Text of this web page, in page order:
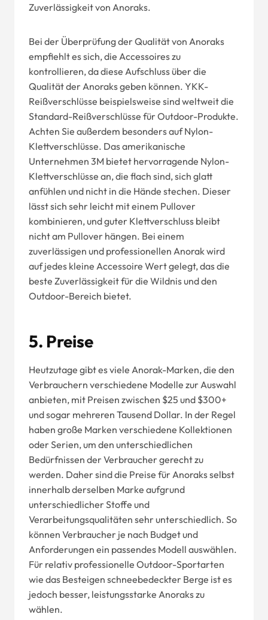
Zuverlässigkeit von Anoraks.
Bei der Überprüfung der Qualität von Anoraks
empfiehlt es sich, die Accessoires zu
kontrollieren, da diese Aufschluss über die
Qualität der Anoraks geben können. YKK-
Reißverschlüsse beispielsweise sind weltweit die
Standard-Reißverschlüsse für Outdoor-Produkte.
Achten Sie außerdem besonders auf Nylon-
Klettverschlüsse. Das amerikanische
Unternehmen 3M bietet hervorragende Nylon-
Klettverschlüsse an, die flach sind, sich glatt
anfühlen und nicht in die Hände stechen. Dieser
lässt sich sehr leicht mit einem Pullover
kombinieren, und guter Klettverschluss bleibt
nicht am Pullover hängen. Bei einem
zuverlässigen und professionellen Anorak wird
auf jedes kleine Accessoire Wert gelegt, das die
beste Zuverlässigkeit für die Wildnis und den
Outdoor-Bereich bietet.
5. Preise
Heutzutage gibt es viele Anorak-Marken, die den
Verbrauchern verschiedene Modelle zur Auswahl
anbieten, mit Preisen zwischen $25 und $300+
und sogar mehreren Tausend Dollar. In der Regel
haben große Marken verschiedene Kollektionen
oder Serien, um den unterschiedlichen
Bedürfnissen der Verbraucher gerecht zu
werden. Daher sind die Preise für Anoraks selbst
innerhalb derselben Marke aufgrund
unterschiedlicher Stoffe und
Verarbeitungsqualitäten sehr unterschiedlich. So
können Verbraucher je nach Budget und
Anforderungen ein passendes Modell auswählen.
Für relativ professionelle Outdoor-Sportarten
wie das Besteigen schneebedeckter Berge ist es
jedoch besser, leistungsstarke Anoraks zu
wählen.